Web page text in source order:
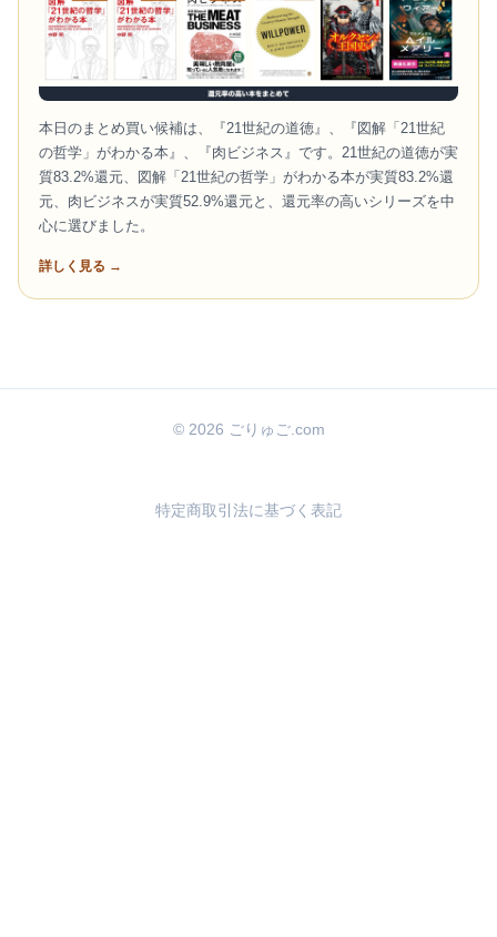
本日のまとめ買い候補は、『21世紀の道徳』、『図解「21世紀
の哲学」がわかる本』、『肉ビジネス』です。21世紀の道徳が実
質83.2%還元、図解「21世紀の哲学」がわかる本が実質83.2%還
元、肉ビジネスが実質52.9%還元と、還元率の高いシリーズを中
心に選びました。
詳しく見る →
© 2026 ごりゅご.com
特定商取引法に基づく表記